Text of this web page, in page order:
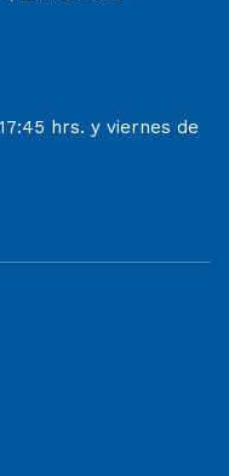
hrs. y viernes de